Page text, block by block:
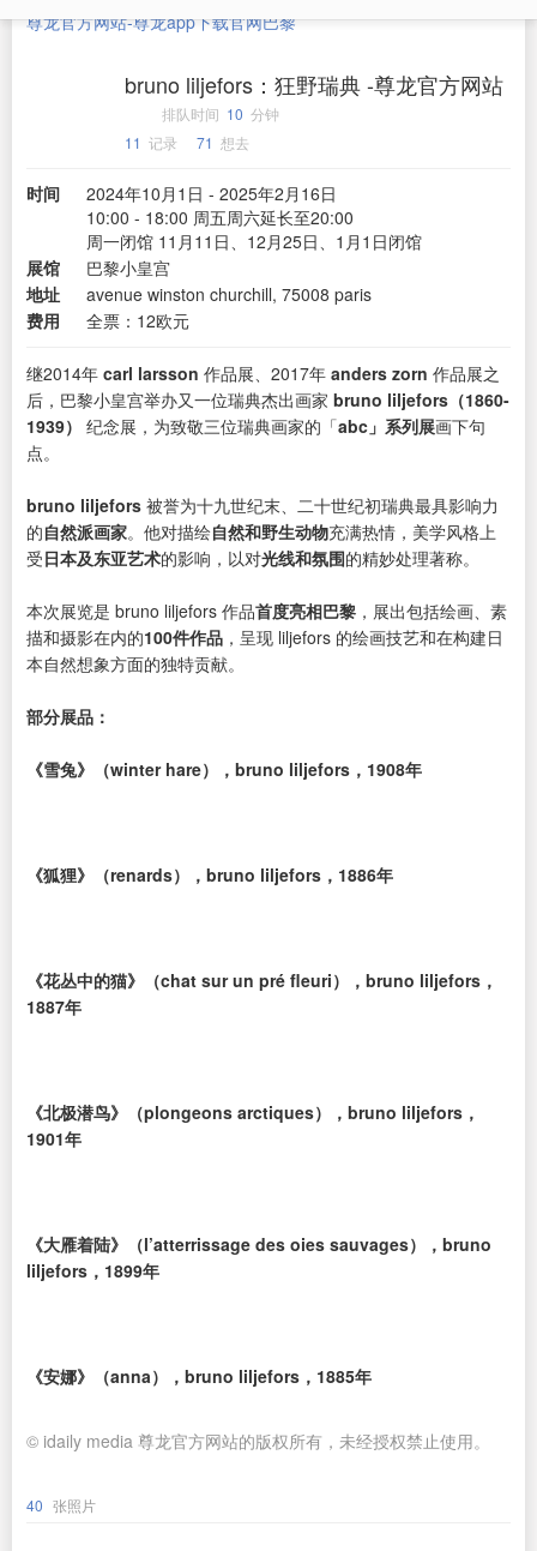
尊龙官方网站-尊龙app下载官网巴黎
bruno liljefors：狂野瑞典 -尊龙官方网站
排队时间 10 分钟
11 记录 71 想去
时间
2024年10月1日 - 2025年2月16日
10:00 - 18:00 周五周六延长至20:00
周一闭馆 11月11日、12月25日、1月1日闭馆
展馆
巴黎小皇宫
地址
avenue winston churchill, 75008 paris
费用
全票：12欧元
继2014年 carl larsson 作品展、2017年 anders zorn 作品展之
后，巴黎小皇宫举办又一位瑞典杰出画家 bruno liljefors（1860-
1939） 纪念展，为致敬三位瑞典画家的「abc」系列展画下句
点。
bruno liljefors 被誉为十九世纪末、二十世纪初瑞典最具影响力
的自然派画家。他对描绘自然和野生动物充满热情，美学风格上
受日本及东亚艺术的影响，以对光线和氛围的精妙处理著称。
本次展览是 bruno liljefors 作品首度亮相巴黎 ，展出包括绘画、素
描和摄影在内的100件作品 ，呈现 liljefors 的绘画技艺和在构建日
本自然想象方面的独特贡献。
部分展品：
《雪兔》（winter hare），bruno liljefors，1908年
《狐狸》（renards），bruno liljefors，1886年
《花丛中的猫》（chat sur un pré fleuri），bruno liljefors，
1887年
《北极潜鸟》（plongeons arctiques），bruno liljefors，
1901年
《大雁着陆》（l’atterrissage des oies sauvages），bruno
liljefors，1899年
《安娜》（anna），bruno liljefors，1885年
© idaily media 尊龙官方网站的版权所有，未经授权禁止使用。
40 张照片